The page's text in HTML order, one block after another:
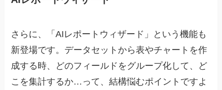
さらに、「AIレポートウィザード」という機能も
新登場です。データセットから表やチャートを作
成する時、どのフィールドをグループ化して、ど
こを集計するか…って、結構悩むポイントですよ